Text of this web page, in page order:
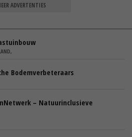
ADVERTENTIES
Bodemverbeteraars
– Natuurinclusieve